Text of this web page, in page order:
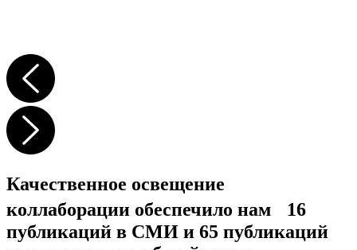
Качественное освещение
коллаборации обеспечило нам 16
публикаций в СМИ и 65 публикаций